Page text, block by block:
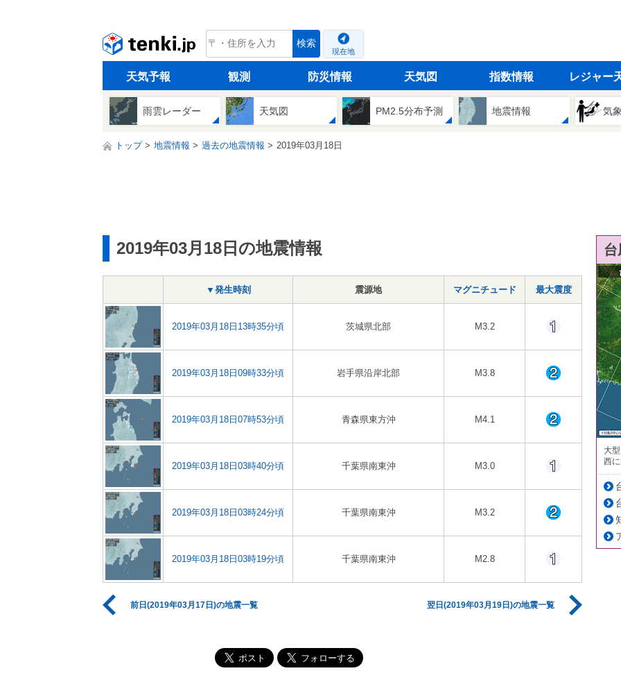
tenki.jp 検索
現在地
天気予報 観測 防災情報 天気図 指数情報 レジャー
雨雲レーダー 天気図 PM2.5分布予測 地震情報 気
トップ 地震情報 過去の地震情報 2019年03月18日
2019年03月18日の地震情報
▼発生時刻 震源地 マグニチュード 最大震度
2019年03月18日13時35分頃 茨城県北部 M3.2
2019年03月18日09時33分頃 岩手県沿岸北部 M3.8
2019年03月18日07時53分頃 青森県東方沖 M4.1
2019年03月18日03時40分頃 千葉県南東沖 M3.0
2019年03月18日03時24分頃 千葉県南東沖 M3.2
2019年03月18日03時19分頃 千葉県南東沖 M2.8
前日(2019年03月17日)の地震一覧 翌日(2019年03月19日)の地震一覧
大
西